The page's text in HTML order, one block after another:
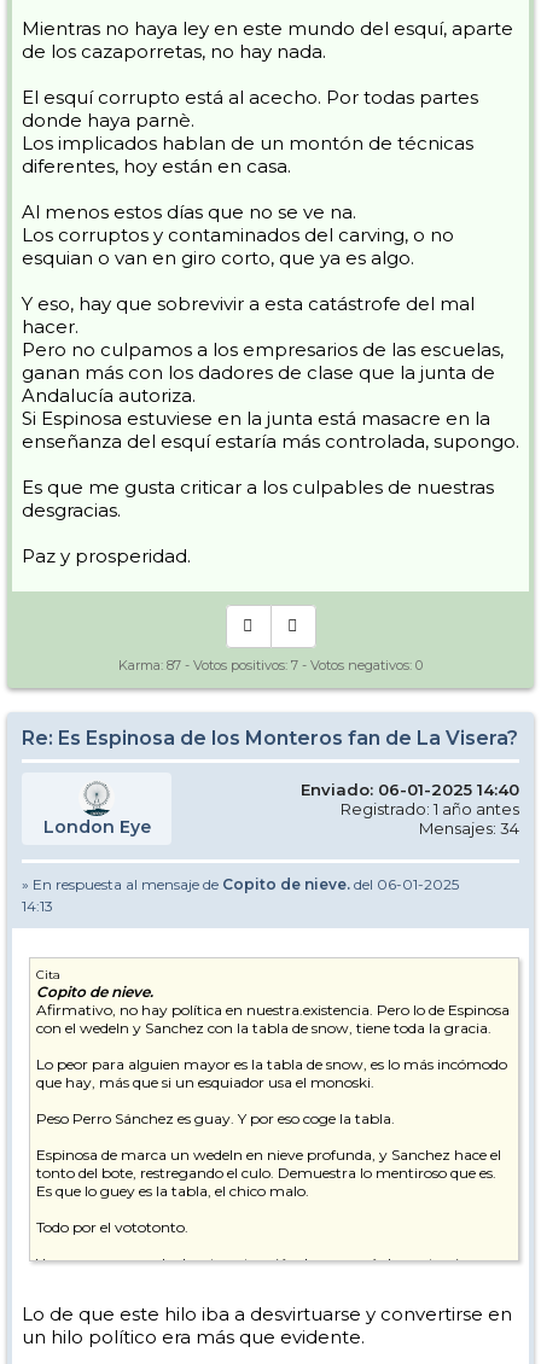
Mientras no haya ley en este mundo del esquí, aparte
de los cazaporretas, no hay nada.
El esquí corrupto está al acecho. Por todas partes
donde haya parnè.
Los implicados hablan de un montón de técnicas
diferentes, hoy están en casa.
Al menos estos días que no se ve na.
Los corruptos y contaminados del carving, o no
esquian o van en giro corto, que ya es algo.
Y eso, hay que sobrevivir a esta catástrofe del mal
hacer.
Pero no culpamos a los empresarios de las escuelas,
ganan más con los dadores de clase que la junta de
Andalucía autoriza.
Si Espinosa estuviese en la junta está masacre en la
enseñanza del esquí estaría más controlada, supongo.
Es que me gusta criticar a los culpables de nuestras
desgracias.
Paz y prosperidad.
Karma: 87 - Votos positivos: 7 - Votos negativos: 0
Re: Es Espinosa de los Monteros fan de La Visera?
London Eye
Enviado: 06-01-2025 14:40
Registrado: 1 año antes
Mensajes: 34
» En respuesta al mensaje de Copito de nieve. del 06-01-2025
14:13
Cita
Copito de nieve.
Afirmativo, no hay política en nuestra.existencia. Pero lo de Espinosa
con el wedeln y Sanchez con la tabla de snow, tiene toda la gracia.
Lo peor para alguien mayor es la tabla de snow, es lo más incómodo
que hay, más que si un esquiador usa el monoski.
Peso Perro Sánchez es guay. Y por eso coge la tabla.
Espinosa de marca un wedeln en nieve profunda, y Sanchez hace el
tonto del bote, restregando el culo. Demuestra lo mentiroso que es.
Es que lo guey es la tabla, el chico malo.
Todo por el vototonto.
Yo no me sorprendo de esta actuación, lo raro sería lo contrario.
van en wedeln.
Las cosas evolucionan, menos la estupidez. Y por culpa de la política
Lo de que este hilo iba a desvirtuarse y convertirse en
un hilo político era más que evidente.